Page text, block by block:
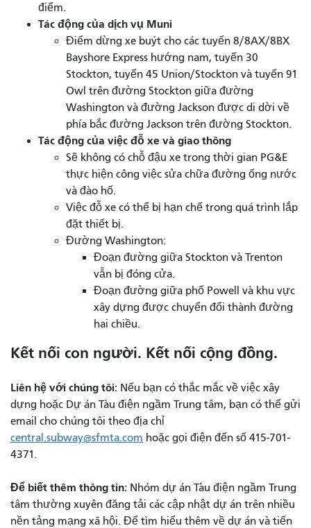
điểm.
Tác động của dịch vụ Muni
Điểm dừng xe buýt cho các tuyến 8/8AX/8BX
Bayshore Express hướng nam, tuyến 30
Stockton, tuyến 45 Union/Stockton và tuyến 91
Owl trên đường Stockton giữa đường
Washington và đường Jackson được di dời về
phía bắc đường Jackson trên đường Stockton.
Tác động của việc đỗ xe và giao thông
Sẽ không có chỗ đậu xe trong thời gian PG&E
thực hiện công việc sửa chữa đường ống nước
và đào hố.
Việc đỗ xe có thể bị hạn chế trong quá trình lắp
đặt thiết bị.
Đường Washington:
Đoạn đường giữa Stockton và Trenton
vẫn bị đóng cửa.
Đoạn đường giữa phố Powell và khu vực
xây dựng được chuyển đổi thành đường
hai chiều.
Kết nối con người. Kết nối cộng đồng.
Liên hệ với chúng tôi: Nếu bạn có thắc mắc về việc xây
dựng hoặc Dự án Tàu điện ngầm Trung tâm, bạn có thể gửi
email cho chúng tôi theo địa chỉ
central.subway@sfmta.com hoặc gọi điện đến số 415-701-
4371.
Để biết thêm thông tin: Nhóm dự án Tàu điện ngầm Trung
tâm thường xuyên đăng tải các cập nhật dự án trên nhiều
nền tảng mạng xã hội. Để tìm hiểu thêm về dự án và tiến